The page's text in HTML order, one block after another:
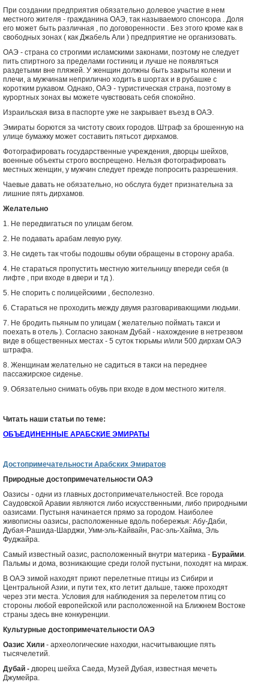
При создании предприятия обязательно долевое участие в нем
местного жителя - гражданина ОАЭ, так называемого спонсора . Доля
его может быть различная , по договоренности . Без этого кроме как в
свободных зонах ( как Джабель Али ) предприятие не организовать.
ОАЭ - страна со строгими исламскими законами, поэтому не следует
пить спиртного за пределами гостиниц и лучше не появляться
раздетыми вне пляжей. У женщин должны быть закрыты колени и
плечи, а мужчинам неприлично ходить в шортах и в рубашке с
коротким рукавом. Однако, ОАЭ - туристическая страна, поэтому в
курортных зонах вы можете чувствовать себя спокойно.
Израильская виза в паспорте уже не закрывает въезд в ОАЭ.
Эмираты борются за чистоту своих городов. Штраф за брошенную на
улице бумажку может составить пятьсот дирхамов.
Фотографировать государственные учреждения, дворцы шейхов,
военные объекты строго воспрещено. Нельзя фотографировать
местных женщин, у мужчин следует прежде попросить разрешения.
Чаевые давать не обязательно, но обслуга будет признательна за
лишние пять дирхамов.
Желательно
1. Не передвигаться по улицам бегом.
2. Не подавать арабам левую руку.
3. Не сидеть так чтобы подошвы обуви обращены в сторону араба.
4. Не стараться пропустить местную жительницу впереди себя (в
лифте , при входе в двери и тд ).
5. Не спорить с полицейскими , бесполезно.
6. Стараться не проходить между двумя разговаривающими людьми.
7. Не бродить пьяным по улицам ( желательно поймать такси и
поехать в отель ). Согласно законам Дубай - нахождение в нетрезвом
виде в общественных местах - 5 суток тюрьмы и/или 500 дирхам ОАЭ
штрафа.
8. Женщинам желательно не садиться в такси на переднее
пассажирское сиденье.
9. Обязательно снимать обувь при входе в дом местного жителя.
Читать наши статьи по теме:
ОБЪЕДИНЕННЫЕ АРАБСКИЕ ЭМИРАТЫ
Достопримечательности Арабских Эмиратов
Природные достопримечательности ОАЭ
Оазисы - одни из главных достопримечательностей. Все города
Саудовской Аравии являются либо искусственными, либо природными
оазисами. Пустыня начинается прямо за городом. Наиболее
живописны оазисы, расположенные вдоль побережья: Абу-Даби,
Дубая-Рашида-Шарджи, Умм-эль-Кайвайн, Рас-эль-Хайма, Эль
Фуджайра.
Самый известный оазис, расположенный внутри материка - Бурайми.
Пальмы и дома, возникающие среди голой пустыни, походят на мираж.
В ОАЭ зимой находят приют перелетные птицы из Сибири и
Центральной Азии, и пути тех, кто летит дальше, также проходят
через эти места. Условия для наблюдения за перелетом птиц со
стороны любой европейской или расположенной на Ближнем Востоке
страны здесь вне конкуренции.
Культурные достопримечательности ОАЭ
Оазис Хили - археологические находки, насчитывающие пять
тысячелетий.
Дубай - дворец шейха Саеда, Музей Дубая, известная мечеть
Джумейра.